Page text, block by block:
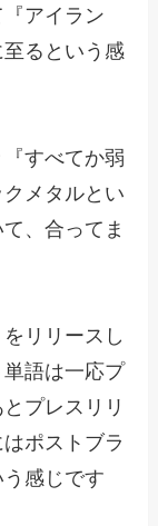
アイラン
るという感
『すべてか弱
メタルとい
、合ってま
リリースし
語は一応プ
プレスリリ
ポストブラ
感じです